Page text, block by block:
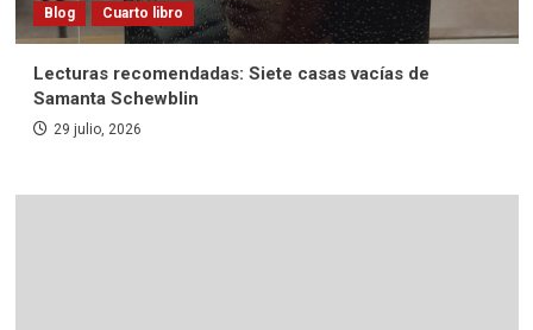
Blog Cuarto libro
Lecturas recomendadas: Siete casas vacías de
Samanta Schewblin
29 julio, 2026